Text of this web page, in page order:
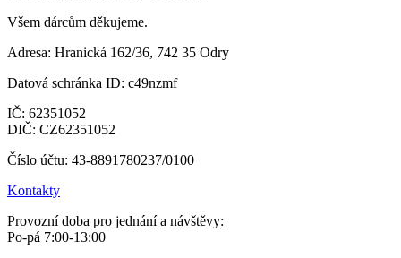
Všem dárcům děkujeme.
Adresa: Hranická 162/36, 742 35 Odry
Datová schránka ID: c49nzmf
IČ: 62351052
DIČ: CZ62351052
Číslo účtu: 43-8891780237/0100
Kontakty
Provozní doba pro jednání a návštěvy:
Po-pá 7:00-13:00